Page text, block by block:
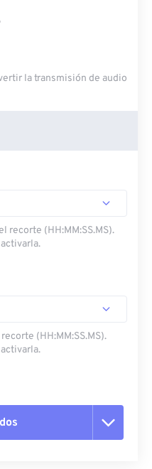
la transmisión de audio
recorte (HH:MM:SS.MS).
(HH:MM:SS.MS).